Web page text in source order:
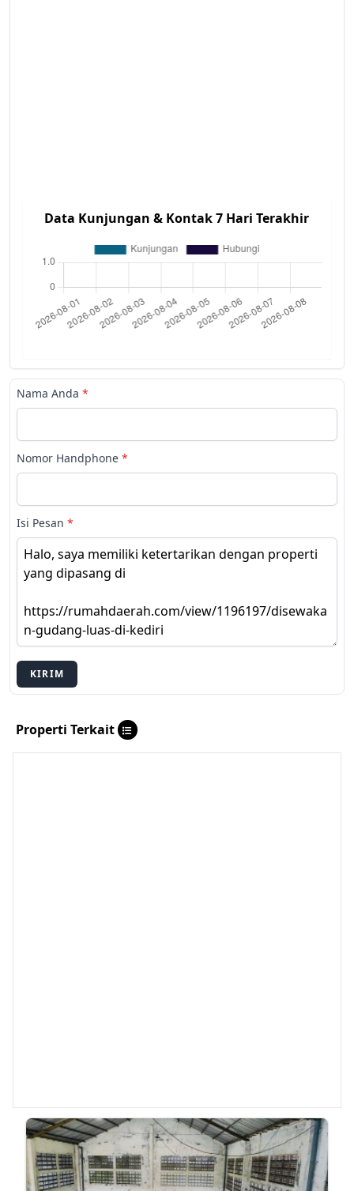
Data Kunjungan & Kontak 7 Hari Terakhir
Nama Anda *
Nomor Handphone *
Isi Pesan *
KIRIM
Properti Terkait